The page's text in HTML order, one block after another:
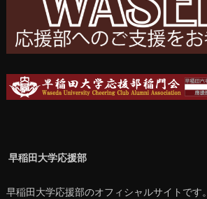
早稲田大学応援部
早稲田大学応援部のオフィシャルサイトです